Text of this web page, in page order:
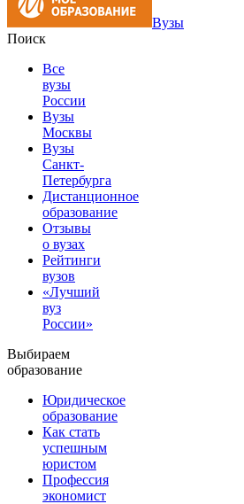
Вузы
Поиск
Все
вузы
России
Вузы
Москвы
Вузы
Санкт-
Петербурга
Дистанционное
образование
Отзывы
о вузах
Рейтинги
вузов
«Лучший
вуз
России»
Выбираем
образование
Юридическое
образование
Как стать
успешным
юристом
Профессия
экономист